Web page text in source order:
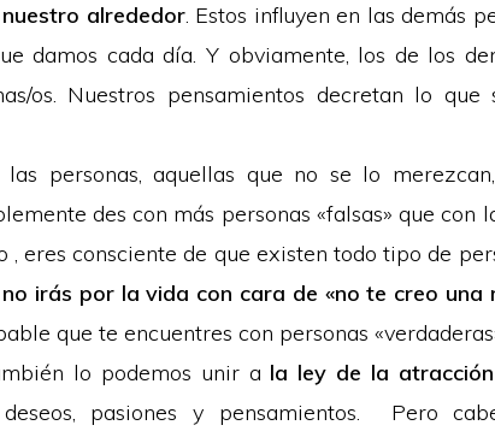
alrededor. Estos influyen en las demás
damos cada día. Y obviamente, los de los
os. Nuestros pensamientos decretan lo que
las personas, aquellas que no se lo
des con más personas «falsas» que con
eres consciente de que existen todo tipo de
irás por la vida con cara de «no te creo una
que te encuentres con personas
lo podemos unir a la ley de la atracción
pasiones y pensamientos. Pero